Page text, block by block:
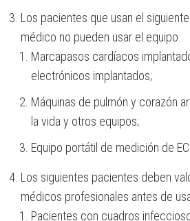
Los pacientes que usan el
médico no pueden usar el equipo.
Marcapasos cardíacos
electrónicos implantados;
Máquinas de pulmón y corazón
la vida y otros equipos;
Equipo portátil de medición de
Los siguientes pacientes deben
médicos profesionales antes de
Pacientes con cuadros